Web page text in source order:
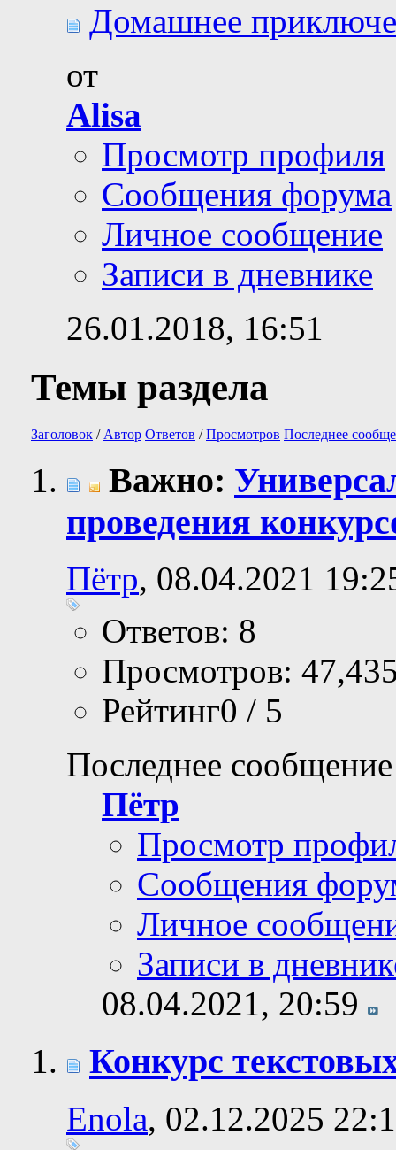
Домашнее
от
Alisa
Просмотр профиля
Сообщения форума
Личное сообщение
Записи в дневнике
26.01.2018, 16:51
Темы раздела
Заголовок / Автор Ответов /Просмотров Последнее
Важно:
проведения
Пётр, 08.04.2021
Ответов: 8
Просмотров:
Рейтинг0 / 5
Последнее
Пётр
Просмотр
Сообщения
Личное
Записи в
08.04.2021, 20:59
Конкурс
Enola, 02.12.2025